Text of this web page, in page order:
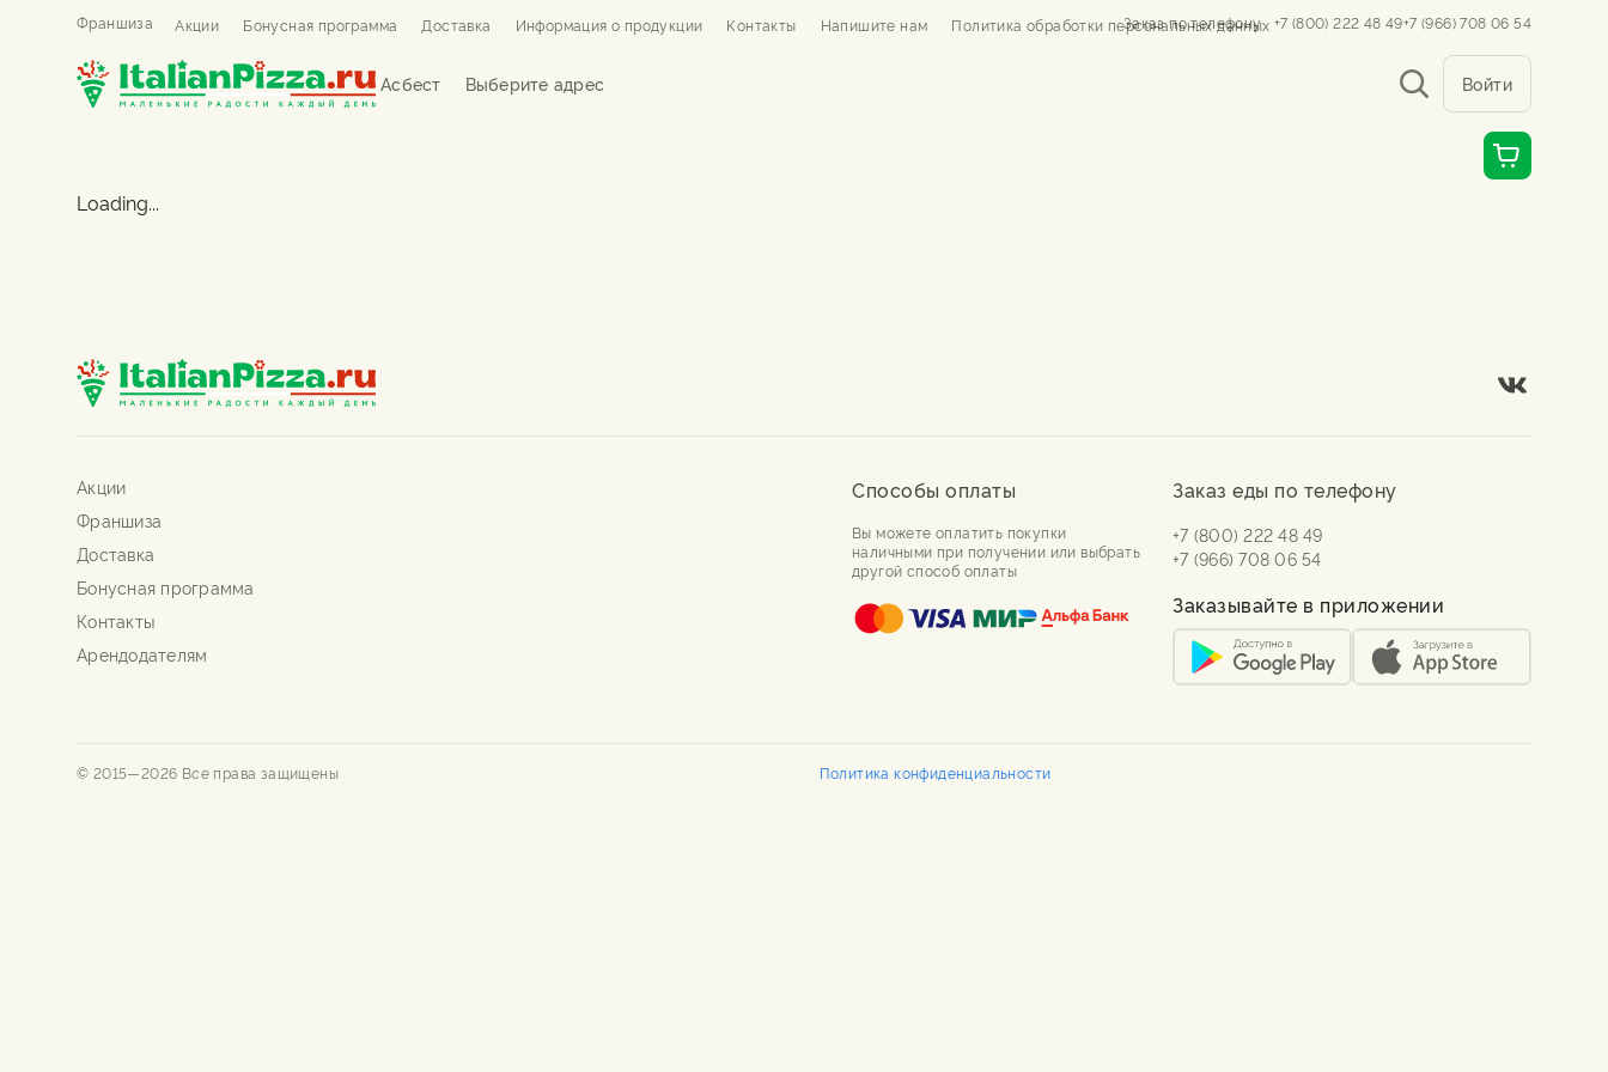
Франшиза Акции Бонусная программа Доставка Информация о продукции Контакты Напишите нам Политика обработки персональных данных
Заказ по телефону +7 (800) 222 48 49+7 (966) 708 06 54
Асбест Выберите адрес Войти
Loading...
Акции
Франшиза
Доставка
Бонусная программа
Контакты
Арендодателям
Способы оплаты
Вы можете оплатить покупки
наличными при получении или выбрать
другой способ оплаты
Заказ еды по телефону
+7 (800) 222 48 49
+7 (966) 708 06 54
Заказывайте в приложении
© 2015—2026 Все права защищены Политика конфиденциальности